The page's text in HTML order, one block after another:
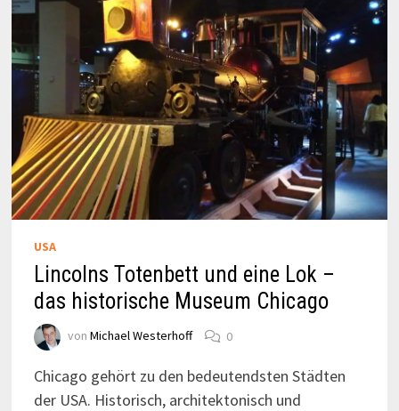
USA
Lincolns Totenbett und eine Lok –
das historische Museum Chicago
von Michael Westerhoff 0
Chicago gehört zu den bedeutendsten Städten
der USA. Historisch, architektonisch und